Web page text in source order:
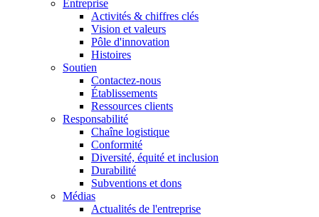
Entreprise
Activités & chiffres clés
Vision et valeurs
Pôle d'innovation
Histoires
Soutien
Contactez-nous
Établissements
Ressources clients
Responsabilité
Chaîne logistique
Conformité
Diversité, équité et inclusion
Durabilité
Subventions et dons
Médias
Actualités de l'entreprise